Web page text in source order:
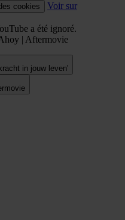
cookies
Voir sur
a été ignoré.
| Aftermovie
in jouw leven'